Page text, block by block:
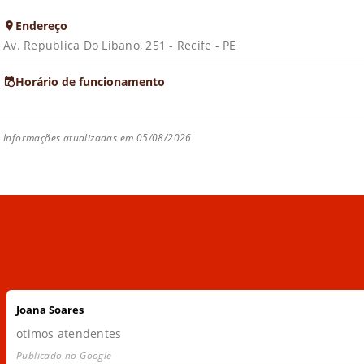
Endereço
Av. Republica Do Libano, 251 - Recife - PE
Horário de funcionamento
Informações atualizadas em 05/08/2026
Joana Soares
otimos atendentes
Publicado no Google